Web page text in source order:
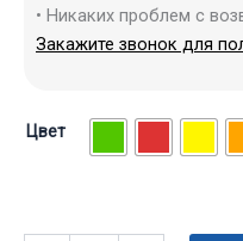
• Никаких проблем с
Закажите звонок для
Цвет